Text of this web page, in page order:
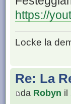
https://
Locke la
Re: La
da Robyn il